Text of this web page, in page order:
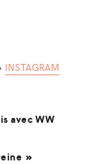
INSTAGRAM
avec WW
»